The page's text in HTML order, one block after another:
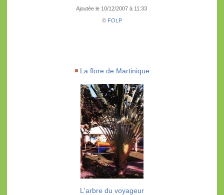
Ajoutée le 10/12/2007 à 11:33
© FOLP
La flore de Martinique
L'arbre du voyageur